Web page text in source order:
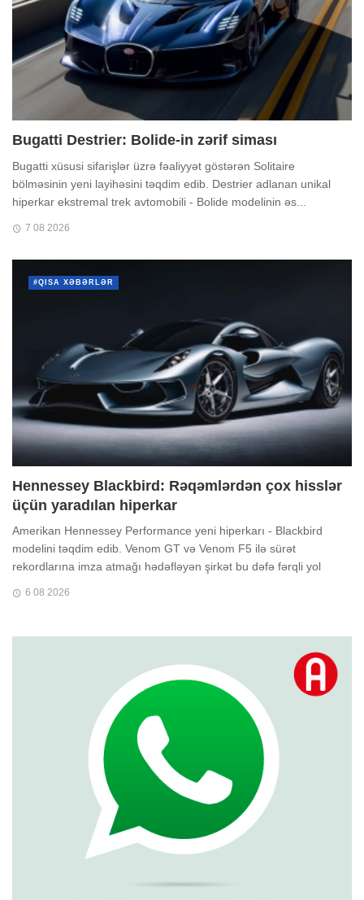
Bugatti Destrier: Bolide-in zərif siması
Bugatti xüsusi sifarişlər üzrə fəaliyyət göstərən Solitaire
bölməsinin yeni layihəsini təqdim edib. Destrier adlanan unikal
hiperkar ekstremal trek avtomobili - Bolide modelinin əs...
7 08 2026
#QISA XƏBƏRLƏR
Hennessey Blackbird: Rəqəmlərdən çox hisslər
üçün yaradılan hiperkar
Amerikan Hennessey Performance yeni hiperkarı - Blackbird
modelini təqdim edib. Venom GT və Venom F5 ilə sürət
rekordlarına imza atmağı hədəfləyən şirkət bu dəfə fərqli yol
6 08 2026